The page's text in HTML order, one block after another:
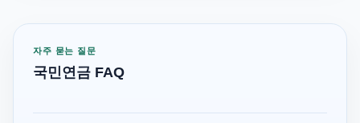
자주 묻는 질문
국민연금 FAQ